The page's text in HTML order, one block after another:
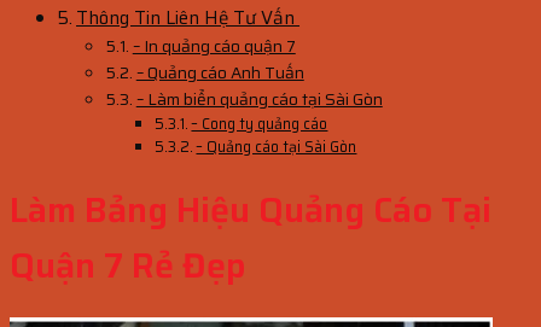
Thông Tin Liên Hệ Tư Vấn
– In quảng cáo quận 7
– Quảng cáo Anh Tuấn
– Làm biển quảng cáo tại Sài Gòn
– Cong ty quảng cáo
– Quảng cáo tại Sài Gòn
Làm Bảng Hiệu Quảng Cáo Tại
Quận 7 Rẻ Đẹp